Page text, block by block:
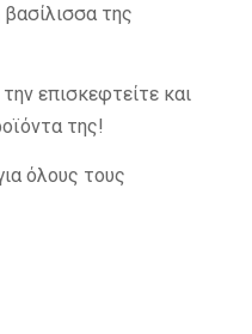
βασίλισσα της
επισκεφτείτε και
της!
όλους τους